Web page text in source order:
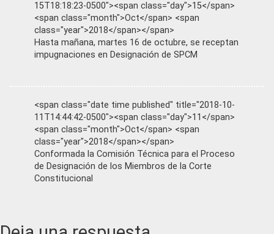
15T18:18:23-0500"><span class="day">15</span>
<span class="month">Oct</span> <span
class="year">2018</span></span>
Hasta mañana, martes 16 de octubre, se receptan
impugnaciones en Designación de SPCM
<span class="date time published" title="2018-10-
11T14:44:42-0500"><span class="day">11</span>
<span class="month">Oct</span> <span
class="year">2018</span></span>
Conformada la Comisión Técnica para el Proceso
de Designación de los Miembros de la Corte
Constitucional